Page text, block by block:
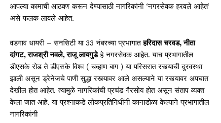
आपल्या कामाची आठवण करून देण्यासाठी नागरिकांनी ‘नगरसेवक हरवले आहेत’
असे फलक लावले आहेत.
वडगाव धायरी – सनसिटी या 33 नंबरच्या प्रभागातहरिदास चरवड, नीता
दांगट, राजश्री नवले, राजू लायगुडेहे नगरसेवक आहेत. याच प्रभागातील
डीएसके रोड ते डीएसके विश्व ( चव्हाण बाग ) या परिसरात रस्त्याची दुरवस्था
झाली असून ड्रेनेजचे पाणी सुद्धा रस्त्यावर आले असल्याने या रस्त्यावर अपघात
देखील होत आहेत. त्यामुळे नागरिकांची प्रचंड गैरसोय होत असून संताप व्यक्त
केला जात आहे. या प्रश्नाकडे लोकप्रतिनिधींनी कानाडोळा केल्याने प्रभागातील
नागरिकांनी